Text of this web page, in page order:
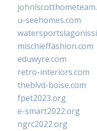
u-seehomes.com
mischieffashion.com
eduwyre.com
retro-interiors.com
theblvd-boise.com
fpet2023.org
e-smart2022.org
ngrc2022.org